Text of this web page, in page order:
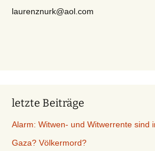
laurenznurk@aol.com
letzte Beiträge
Alarm: Witwen- und Witwerrente sind
Gaza? Völkermord?